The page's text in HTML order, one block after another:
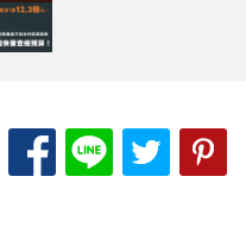
分享至 Facebook-
分享至分享